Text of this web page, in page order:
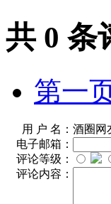
共 0 条
第一
用 户 名： 酒圈网
电子邮箱：
评论等级：
评论内容：